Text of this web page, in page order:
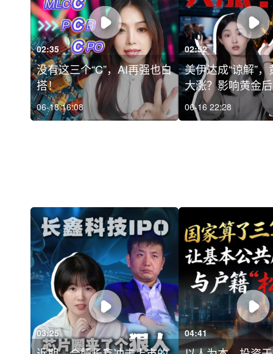
02:35
没有这三个“C”，AI再强也白
搭！
06-18 16:08
02:52
美伊达成“谅解”
大涨？影响黄金
06-16 22:28
03:25 04:41